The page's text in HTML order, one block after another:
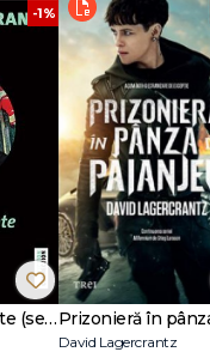
celebrului jucător de
Lagercrantz a semnat un
Larsson. Prizonieră în
un enorm succes în
mortem se bazează
neașteptate ale
-1%
Dinte pentru dinte (seria Millennium, vol. 5)
David Lagercrantz